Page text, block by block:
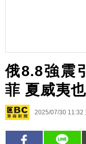
俄8.8強震
菲 夏威夷
2025/07/30 11:32